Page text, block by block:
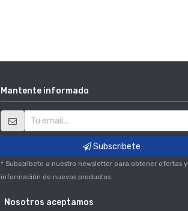
Mantente informado
Subscribete
* Subscribete a nuestro newsletter para obtener ofertas y
información de nuevos productos.
Nosotros aceptamos